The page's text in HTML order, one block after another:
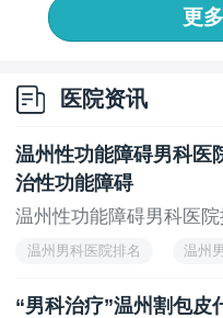
石、包皮龟头炎、精囊
在性生活中就会出现不
现在您了解到阳痿
问题就要积极去检查了
么要看您的具体情况别
来的伤害更大恢复也困难
上一页
更
医院资讯
温州性功能障碍男科医
治性功能障碍
温州性功能障碍男科医
温州男科医院排名 温州
“男科治疗”温州割包皮